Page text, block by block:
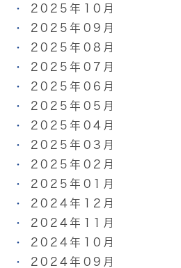
2025年10月
2025年09月
2025年08月
2025年07月
2025年06月
2025年05月
2025年04月
2025年03月
2025年02月
2025年01月
2024年12月
2024年11月
2024年10月
2024年09月